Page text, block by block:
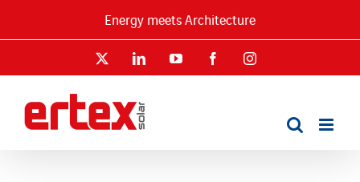
Energy meets Architecture
LinkedInYouTube FacebookInstagram